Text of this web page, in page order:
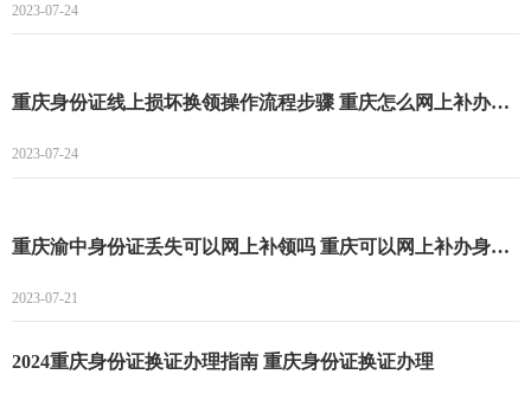
2023-07-24
重庆身份证线上损坏换领操作流程步骤 重庆怎么网上补办身份证
2023-07-24
重庆渝中身份证丢失可以网上补领吗 重庆可以网上补办身份证吗
2023-07-21
2024重庆身份证换证办理指南 重庆身份证换证办理